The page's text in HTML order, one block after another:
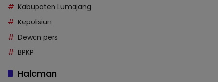
Kabupaten Lumajang
Kepolisian
Dewan pers
BPKP
Halaman